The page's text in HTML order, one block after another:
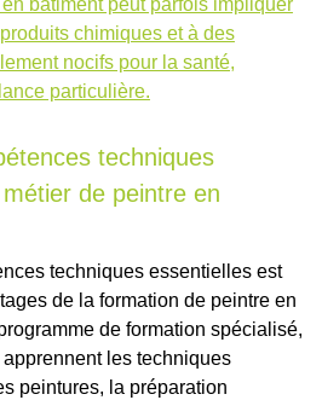
bâtiment peut parfois impliquer
chimiques et à des
nocifs pour la santé,
particulière.
techniques
de peintre en
techniques essentielles est
de la formation de peintre en
de formation spécialisé,
les techniques
peintures, la préparation